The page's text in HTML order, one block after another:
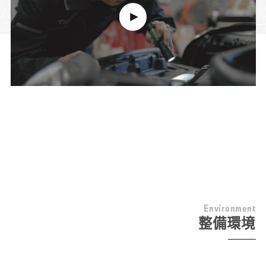
Environment
整備環境